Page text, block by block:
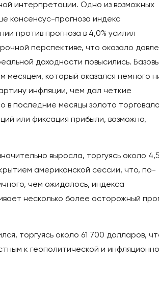
интерпретации. Одно из возможных
консенсус-прогноза индекс
против прогноза в 4,0% усилил
перспективе, что оказало
доходности повысились.
месяцем, который оказался немного
инфляции, чем дал четкие
в последние месяцы золото
или фиксация прибыли, возможно,
выросла, торгуясь около
американской сессии, что, по-
чем ожидалось, индекса
несколько более осторожный
торгуясь около 61 700 долларов,
к геополитической и